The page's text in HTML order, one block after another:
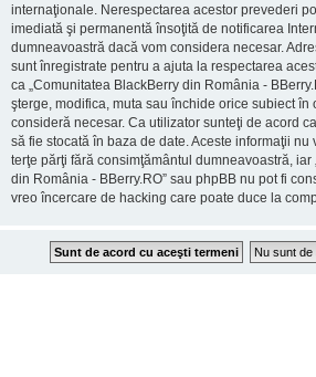
internaţionale. Nerespectarea acestor prevederi
imediată şi permanentă însoţită de notificarea
dumneavoastră dacă vom considera necesar.
sunt înregistrate pentru a ajuta la respectarea
ca „Comunitatea BlackBerry din România -
şterge, modifica, muta sau închide orice subiect în
consideră necesar. Ca utilizator sunteţi de acord
să fie stocată în baza de date. Aceste informaţii
terţe părţi fără consimţământul dumneavoastră, iar
din România - BBerry.RO” sau phpBB nu pot fi
vreo încercare de hacking care poate duce la